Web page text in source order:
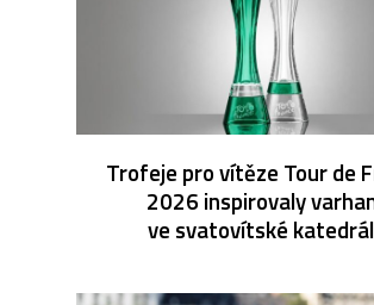
Trofeje pro vítěze Tour de
2026 inspirovaly
ve svatovítské